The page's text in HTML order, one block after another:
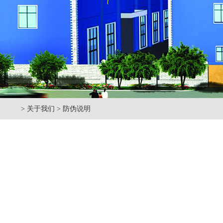
> 关于我们 > 防伪说明